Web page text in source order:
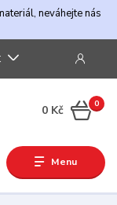
neváhejte nás
Menu
0
0 Kč